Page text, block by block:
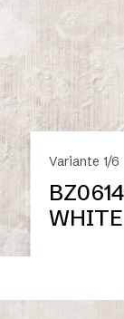
Variante 1/6